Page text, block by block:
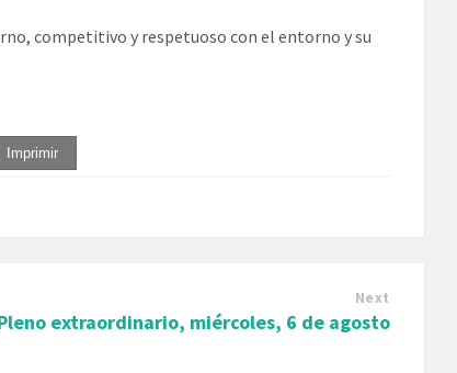
competitivo y respetuoso con el entorno y su
Imprimir
Next
extraordinario, miércoles, 6 de agosto